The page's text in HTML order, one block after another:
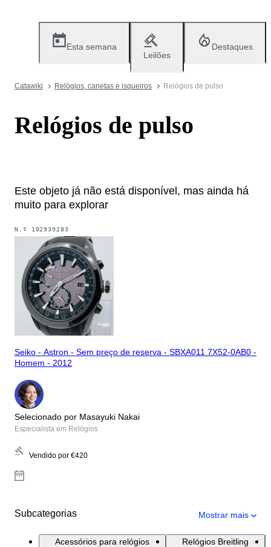
Esta semana
Leilões
Destaques
Catawiki Relógios, canetas e isqueiros Relógios de pulso
Relógios de pulso
Este objeto já não está disponível, mas ainda há
muito para explorar
N.º 102939283
Seiko - Astron - Sem preço de reserva - SBXA011 7X52-0AB0 -
Homem - 2012
Selecionado por Masayuki Nakai
Especialista em Relógios
Vendido por €420
Subcategorias Mostrar mais
Acessórios para relógios Relógios Breitling